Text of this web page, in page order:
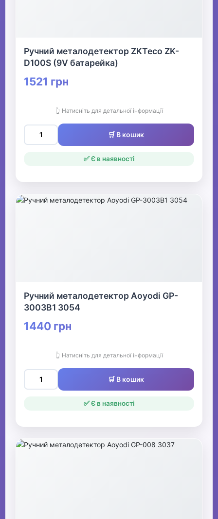
Ручний металодетектор ZKTeco ZK-
D100S (9V батарейка)
1521 грн
👆 Натисніть для детальної інформації
🛒 В кошик
✅ Є в наявності
Ручний металодетектор Aoyodi GP-
3003B1 3054
1440 грн
👆 Натисніть для детальної інформації
🛒 В кошик
✅ Є в наявності